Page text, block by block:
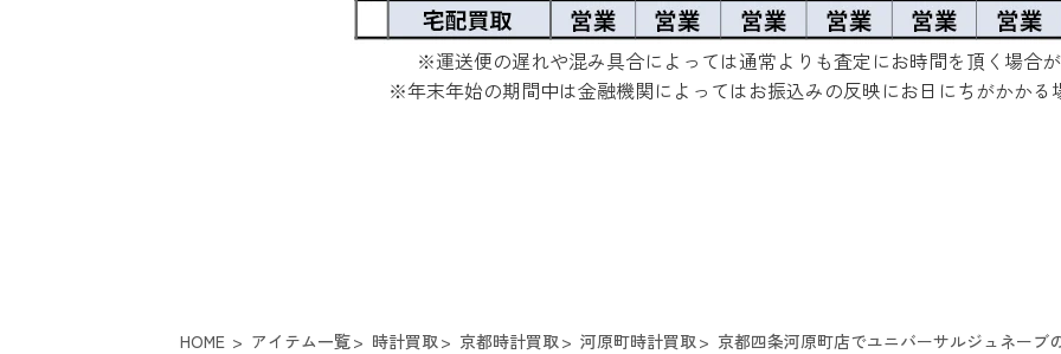
※運送便の遅れや混み具合によっては通常よりも査定にお時間を頂く場合
※年末年始の期間中は金融機関によってはお振込みの反映にお日にちがかかる
HOME アイテム一覧 時計買取 京都時計買取 河原町時計買取
京都四条河原町店でユニバーサルジュネーブ